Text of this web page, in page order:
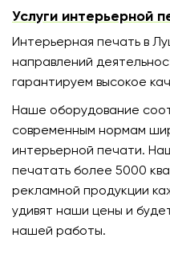
Услуги интерьерной
Интерьерная печать в
направлений
гарантируем высокое
Наше оборудование
современным нормам
интерьерной печати.
печатать более 5000
рекламной продукции
удивят наши цены и
нашей работы.